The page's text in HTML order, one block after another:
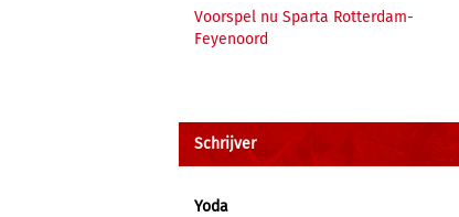
Voorspel nu Sparta Rotterdam-
Feyenoord
Schrijver
Yoda